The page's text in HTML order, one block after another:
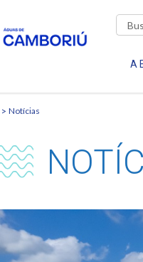
A
Notícias